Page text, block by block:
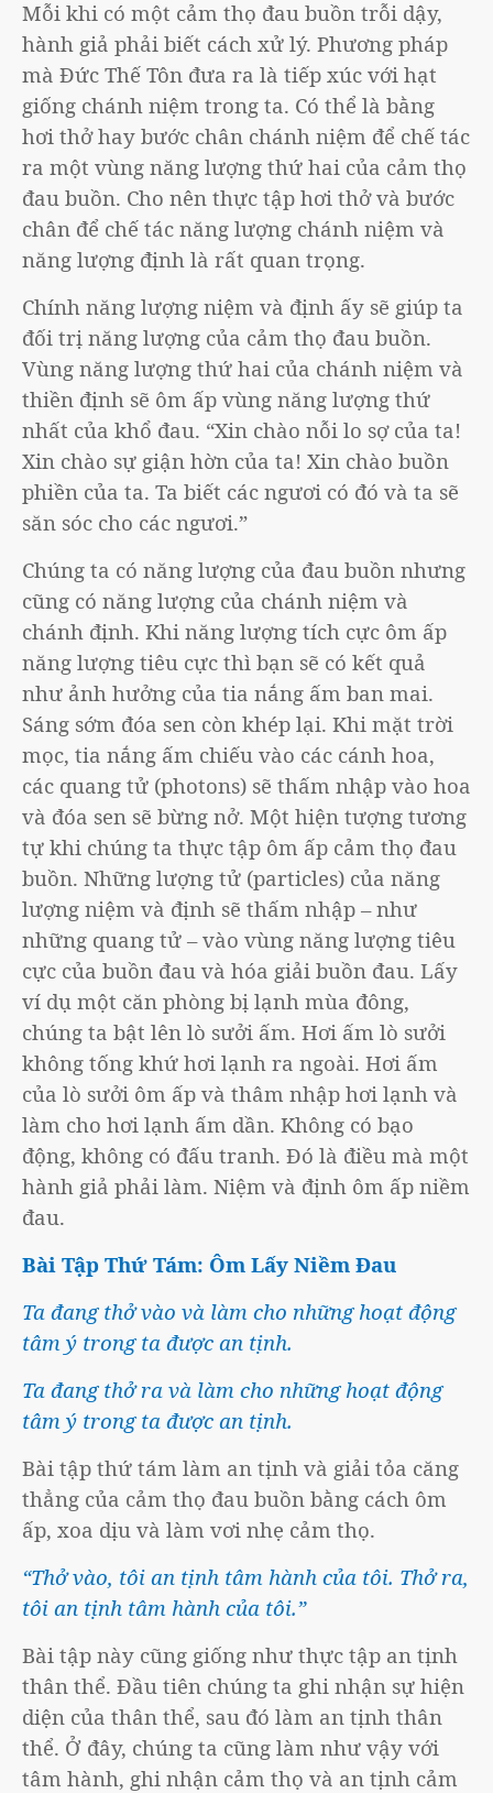
Mỗi khi có một cảm thọ đau buồn trỗi dậy,
hành giả phải biết cách xử lý. Phương pháp
mà Đức Thế Tôn đưa ra là tiếp xúc với hạt
giống chánh niệm trong ta. Có thể là bằng
hơi thở hay bước chân chánh niệm để chế tác
ra một vùng năng lượng thứ hai của cảm thọ
đau buồn. Cho nên thực tập hơi thở và bước
chân để chế tác năng lượng chánh niệm và
năng lượng định là rất quan trọng.
Chính năng lượng niệm và định ấy sẽ giúp ta
đối trị năng lượng của cảm thọ đau buồn.
Vùng năng lượng thứ hai của chánh niệm và
thiền định sẽ ôm ấp vùng năng lượng thứ
nhất của khổ đau. “Xin chào nỗi lo sợ của ta!
Xin chào sự giận hờn của ta! Xin chào buồn
phiền của ta. Ta biết các ngươi có đó và ta sẽ
săn sóc cho các ngươi.”
Chúng ta có năng lượng của đau buồn nhưng
cũng có năng lượng của chánh niệm và
chánh định. Khi năng lượng tích cực ôm ấp
năng lượng tiêu cực thì bạn sẽ có kết quả
như ảnh hưởng của tia nắng ấm ban mai.
Sáng sớm đóa sen còn khép lại. Khi mặt trời
mọc, tia nắng ấm chiếu vào các cánh hoa,
các quang tử (photons) sẽ thấm nhập vào hoa
và đóa sen sẽ bừng nở. Một hiện tượng tương
tự khi chúng ta thực tập ôm ấp cảm thọ đau
buồn. Những lượng tử (particles) của năng
lượng niệm và định sẽ thấm nhập – như
những quang tử – vào vùng năng lượng tiêu
cực của buồn đau và hóa giải buồn đau. Lấy
ví dụ một căn phòng bị lạnh mùa đông,
chúng ta bật lên lò sưởi ấm. Hơi ấm lò sưởi
không tống khứ hơi lạnh ra ngoài. Hơi ấm
của lò sưởi ôm ấp và thâm nhập hơi lạnh và
làm cho hơi lạnh ấm dần. Không có bạo
động, không có đấu tranh. Đó là điều mà một
hành giả phải làm. Niệm và định ôm ấp niềm
đau.
Bài Tập Thứ Tám: Ôm Lấy Niềm Đau
Ta đang thở vào và làm cho những hoạt động
tâm ý trong ta được an tịnh.
Ta đang thở ra và làm cho những hoạt động
tâm ý trong ta được an tịnh.
Bài tập thứ tám làm an tịnh và giải tỏa căng
thẳng của cảm thọ đau buồn bằng cách ôm
ấp, xoa dịu và làm vơi nhẹ cảm thọ.
“Thở vào, tôi an tịnh tâm hành của tôi. Thở ra,
tôi an tịnh tâm hành của tôi.”
Bài tập này cũng giống như thực tập an tịnh
thân thể. Đầu tiên chúng ta ghi nhận sự hiện
diện của thân thể, sau đó làm an tịnh thân
thể. Ở đây, chúng ta cũng làm như vậy với
tâm hành, ghi nhận cảm thọ và an tịnh cảm